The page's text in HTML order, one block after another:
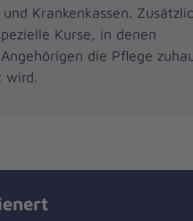
Krankenkassen.
Kurse, in denen
die Pflege
wird.